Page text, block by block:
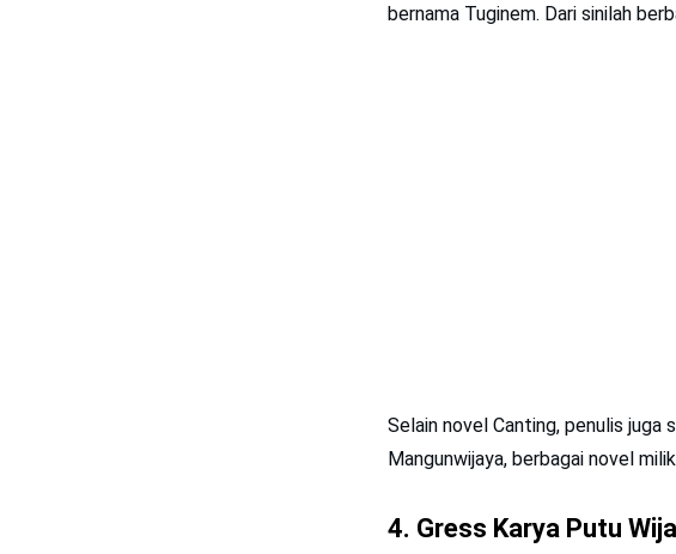
bernama Tuginem. Dari sinilah
Selain novel Canting, penulis juga
Mangunwijaya, berbagai novel
4. Gress Karya Putu